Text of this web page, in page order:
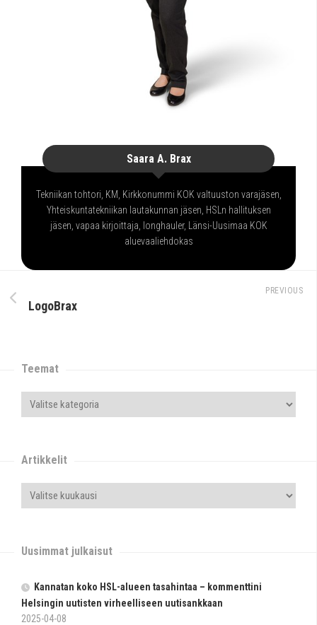
Saara A. Brax
Tekniikan tohtori, KM, Kirkkonummi KOK valtuuston varajäsen,
Yhteiskuntatekniikan lautakunnan jäsen, HSLn hallituksen
jäsen, vapaa kirjoittaja, longhauler, Länsi-Uusimaa KOK
aluevaaliehdokas
PREVIOUS
LogoBrax
Teemat
Artikkelit
Uusimmat julkaisut
Kannatan koko HSL-alueen tasahintaa – kommenttini
Helsingin uutisten virheelliseen uutisankkaan
2025-04-08